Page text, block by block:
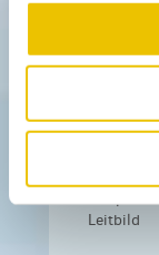
Aktuelle
Netzwerk
Über
Leitbild